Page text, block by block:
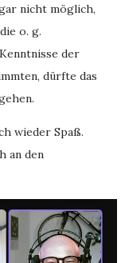
nicht möglich,
o. g.
der
dürfte das
wieder Spaß.
an den